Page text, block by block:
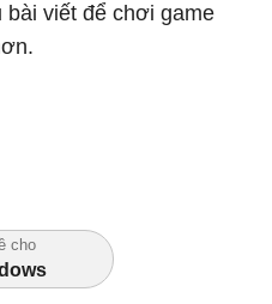
bài viết để chơi game
cho